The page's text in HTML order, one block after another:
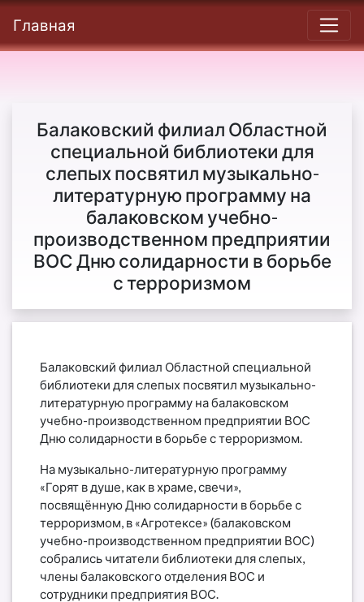
Главная
Балаковский филиал Областной
специальной библиотеки для
слепых посвятил музыкально-
литературную программу на
балаковском учебно-
производственном предприятии
ВОС Дню солидарности в борьбе
с терроризмом
Балаковский филиал Областной специальной
библиотеки для слепых посвятил музыкально-
литературную программу на балаковском
учебно-производственном предприятии ВОС
Дню солидарности в борьбе с терроризмом.
На музыкально-литературную программу
«Горят в душе, как в храме, свечи»,
посвящённую Дню солидарности в борьбе с
терроризмом, в «Агротексе» (балаковском
учебно-производственном предприятии ВОС)
собрались читатели библиотеки для слепых,
члены балаковского отделения ВОС и
сотрудники предприятия ВОС.